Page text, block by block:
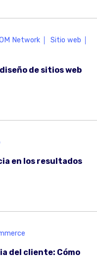
Network
Sitio web
de sitios web
en los resultados
del cliente: Cómo